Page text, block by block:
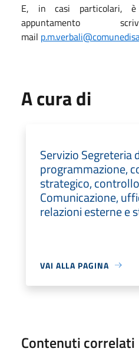
E, in casi particolari, è
appuntamento
mail
A cura di
Servizio Segreteria
programmazione,
strategico,
Comunicazione,
relazioni esterne e
VAI ALLA PAGINA
Contenuti correlati